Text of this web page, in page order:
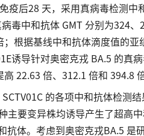
疫后28 天，采用真病毒检测中
毒中和抗体 GMT 分别为324、
根据基线中和抗体滴度值的亚
诱导针对奥密克戎 BA.5 的真
22.63 倍、312.1 倍和 394.8 倍
SCTV01C 的各项中和抗体检测
主要变异株均诱导产生了超高
体。考虑到奥密克戎BA.5 是